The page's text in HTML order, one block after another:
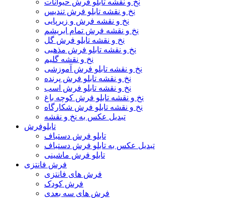
نخ و نقشه تابلو فرش تندیس
نخ و نقشه فرش و زیرپایی
نخ و نقشه فرش تمام ابریشم
نخ و نقشه تابلو فرش گل
نخ و نقشه تابلو فرش مذهبی
نخ و نقشه گلیم
نخ و نقشه تابلو فرش آموزشی
نخ و نقشه تابلو فرش پرنده
نخ و نقشه تابلو فرش اسب
نخ و نقشه تابلو فرش کوچه باغ
نخ و نقشه تابلو فرش شکارگاه
تبدیل عکس به نخ و نقشه
تابلوفرش
تابلو فرش دستباف
تبدیل عکس به تابلو فرش دستباف
تابلو فرش ماشینی
فرش فانتزی
فرش های فانتزی
فرش کودک
فرش های سه بعدی